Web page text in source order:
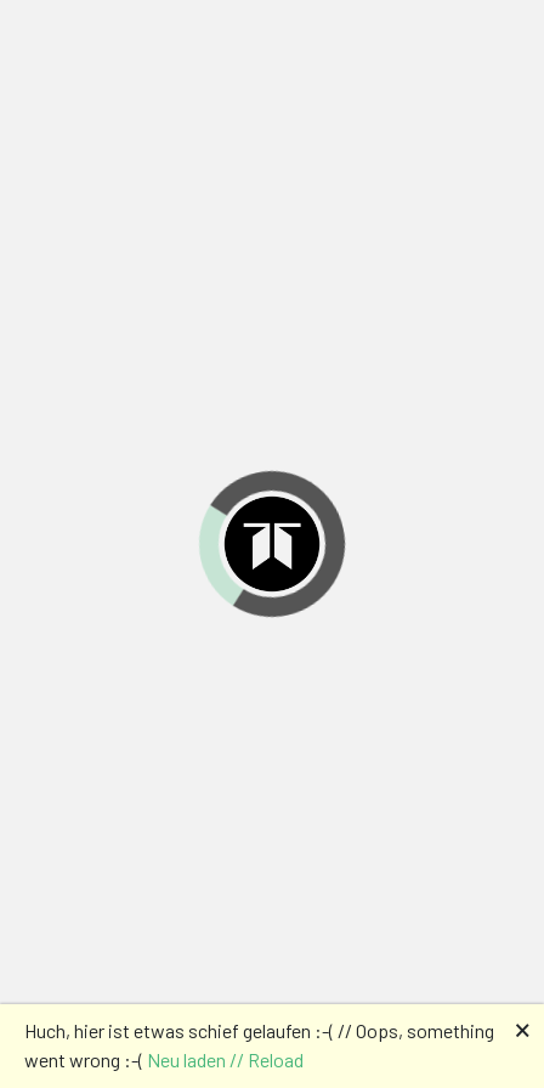
Huch, hier ist etwas schief gelaufen :-( // Oops, something
went wrong :-( Neu laden // Reload
🗙